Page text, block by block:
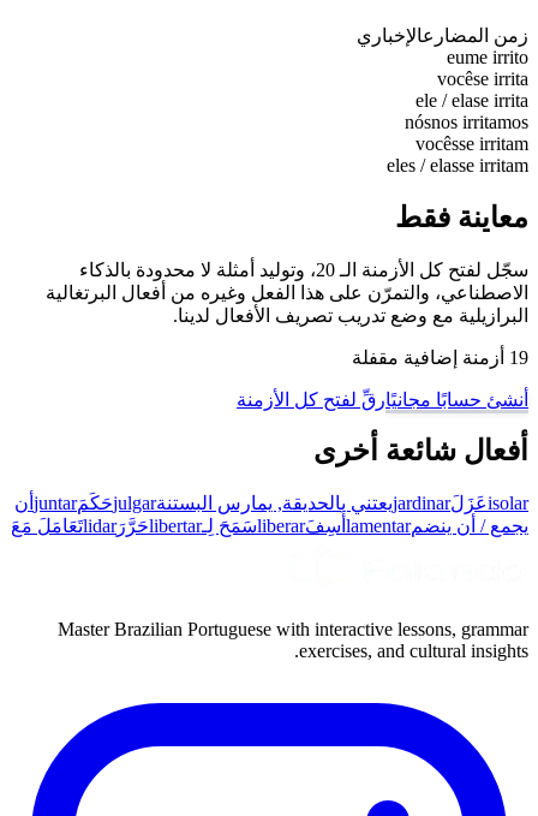
زمن المضارعالإخباري
eume irrito
vocêse irrita
ele / elase irrita
nósnos irritamos
vocêsse irritam
eles / elasse irritam
معاينة فقط
سجّل لفتح كل الأزمنة الـ 20، وتوليد أمثلة لا محدودة بالذكاء
الاصطناعي، والتمرّن على هذا الفعل وغيره من أفعال البرتغالية
البرازيلية مع وضع تدريب تصريف الأفعال لدينا.
19 أزمنة إضافية مقفلة
أنشئ حسابًا مجانيًارقِّ لفتح كل الأزمنة
أفعال شائعة أخرى
isolarعَزَلَjardinarيعتني بالحديقة, يمارس البستنةjulgarحَكَمَjuntar أن
يجمع / أن ينضمlamentar أَسِفَliberarسَمَحَ لِـlibertarحَرَّرَlidarتَعَامَلَ مَعَ
Master Brazilian Portuguese with interactive lessons, grammar
exercises, and cultural insights.